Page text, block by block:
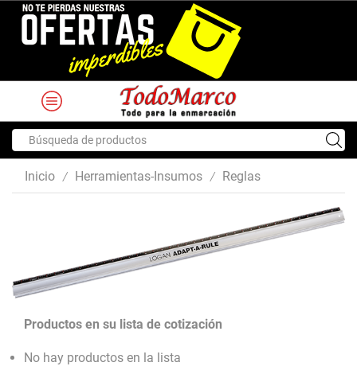
input
Inicio / Herramientas-Insumos / Reglas
Productos en su lista de cotización
No hay productos en la lista